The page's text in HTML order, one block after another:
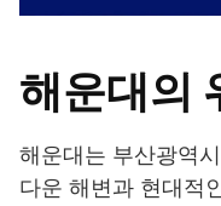
해운대의
해운대는 부산광역
다운 해변과 현대적